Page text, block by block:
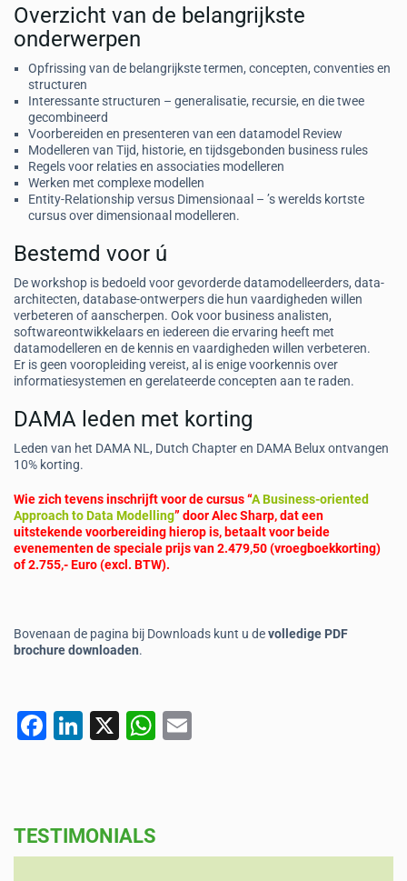
Overzicht van de belangrijkste
onderwerpen
Opfrissing van de belangrijkste termen, concepten, conventies en
structuren
Interessante structuren – generalisatie, recursie, en die twee
gecombineerd
Voorbereiden en presenteren van een datamodel Review
Modelleren van Tijd, historie, en tijdsgebonden business rules
Regels voor relaties en associaties modelleren
Werken met complexe modellen
Entity-Relationship versus Dimensionaal – ’s werelds kortste
cursus over dimensionaal modelleren.
Bestemd voor ú
De workshop is bedoeld voor gevorderde datamodelleerders, data-
architecten, database-ontwerpers die hun vaardigheden willen
verbeteren of aanscherpen. Ook voor business analisten,
softwareontwikkelaars en iedereen die ervaring heeft met
datamodelleren en de kennis en vaardigheden willen verbeteren.
Er is geen vooropleiding vereist, al is enige voorkennis over
informatiesystemen en gerelateerde concepten aan te raden.
DAMA leden met korting
Leden van het DAMA NL, Dutch Chapter en DAMA Belux ontvangen
10% korting.
Wie zich tevens inschrijft voor de cursus “A Business-oriented
Approach to Data Modelling” door Alec Sharp, dat een
uitstekende voorbereiding hierop is, betaalt voor beide
evenementen de speciale prijs van 2.479,50 (vroegboekkorting)
of 2.755,- Euro (excl. BTW).
Bovenaan de pagina bij Downloads kunt u devolledige PDF
brochure downloaden.
F
b
Li
dI
X
W
TESTIMONIALS